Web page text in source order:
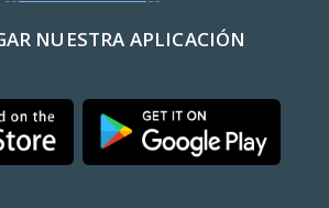
NUESTRA APLICACIÓN